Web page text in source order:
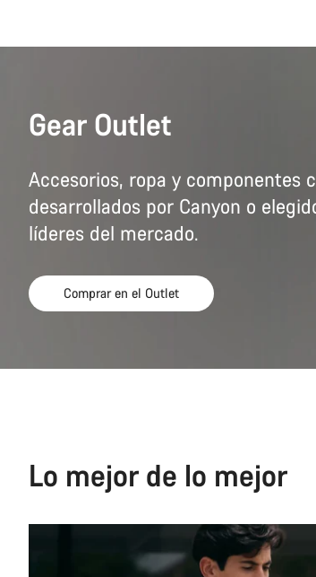
Gear Outlet
Accesorios, ropa y componentes
desarrollados por Canyon o
líderes del mercado.
Comprar en el Outlet
Lo mejor de lo mejor